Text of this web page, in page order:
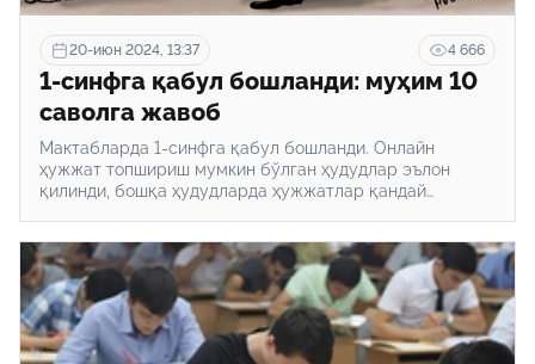
20-июн 2024, 13:37 4 666
1-синфга қабул бошланди: муҳим 10
саволга жавоб
Мактабларда 1-синфга қабул бошланди. Онлайн
ҳужжат топшириш мумкин бўлган ҳудудлар эълон
қилинди, бошқа ҳудудларда ҳужжатлар қандай
орқали шу ва шу каби саволларга жавоб беради.